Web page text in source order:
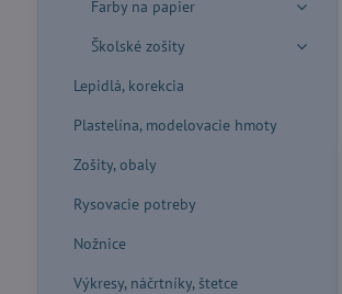
Farby na papier
Školské zošity
Lepidlá, korekcia
Plastelína, modelovacie hmoty
Zošity, obaly
Rysovacie potreby
Nožnice
Výkresy, náčrtníky, štetce